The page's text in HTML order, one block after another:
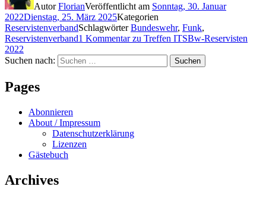
AutorFlorianVeröffentlicht am Sonntag, 30. Januar
2022Dienstag, 25. März 2025Kategorien
ReservistenverbandSchlagwörterBundeswehr, Funk,
Reservistenverband1 Kommentarzu Treffen ITSBw-Reservisten
2022
Suchen nach:
Suchen
Pages
Abonnieren
About / Impressum
Datenschutzerklärung
Lizenzen
Gästebuch
Archives